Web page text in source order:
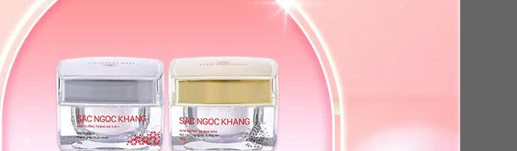
Dầu Gội 26 Loại Thảo Dược [30g]
Giá ưu đãi:55,000
Giá niêm yết: Liên hệ
Dầu Gội 26 Loại Thảo Dược [350g]
Giá ưu đãi: 199,000
Giá niêm yết: Liên hệ